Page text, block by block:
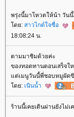
พรุ่งนี้มาโหวตให้น้า วัน
ดย: สาวไกด์ใจซื่อ
18:08:24 น.
ตามมาชิมด้วยค่ะ
ของทอดทานตอนเสร็จใ
ต่เมนูวันนี้พี่ชอบหมูผัด
ดย: เนินน้ำ
ร้านนี้เคยเดินผ่านยังไม่เ